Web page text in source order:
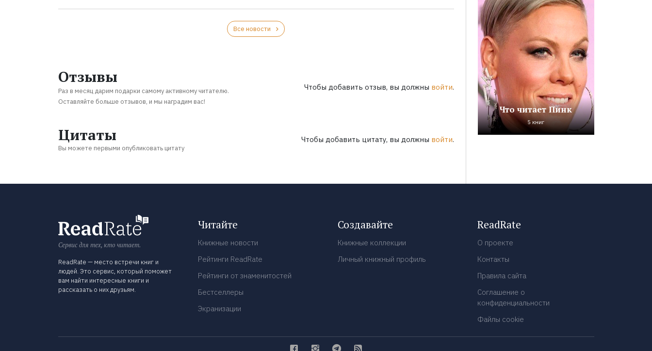
Все новости
Отзывы
Раз в месяц дарим подарки самому активному читателю.
Оставляйте больше отзывов, и мы наградим вас!
Чтобы добавить отзыв, вы должны войти.
Цитаты
Вы можете первыми опубликовать цитату
Чтобы добавить цитату, вы должны войти.
Что читает Пинк
5 книг
Сервис для тех, кто читает.
ReadRate — место встречи книг и
людей. Это сервис, который поможет
вам найти интересные книги и
рассказать о них друзьям.
Читайте
Книжные новости
Рейтинги ReadRate
Рейтинги от знаменитостей
Бестселлеры
Экранизации
Создавайте
Книжные коллекции
Личный книжный профиль
ReadRate
О проекте
Контакты
Правила сайта
Соглашение о
конфиденциальности
Файлы cookie